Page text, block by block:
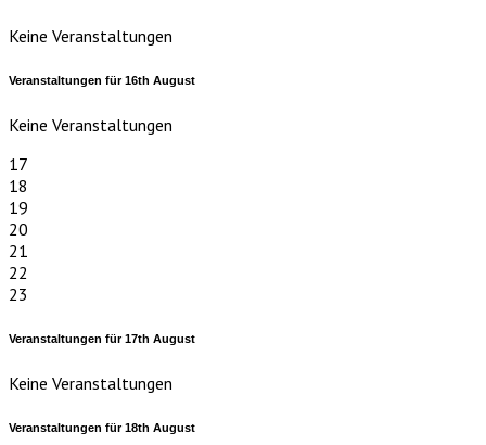
Keine Veranstaltungen
Veranstaltungen für16th August
Keine Veranstaltungen
17
18
19
20
21
22
23
Veranstaltungen für17th August
Keine Veranstaltungen
Veranstaltungen für18th August